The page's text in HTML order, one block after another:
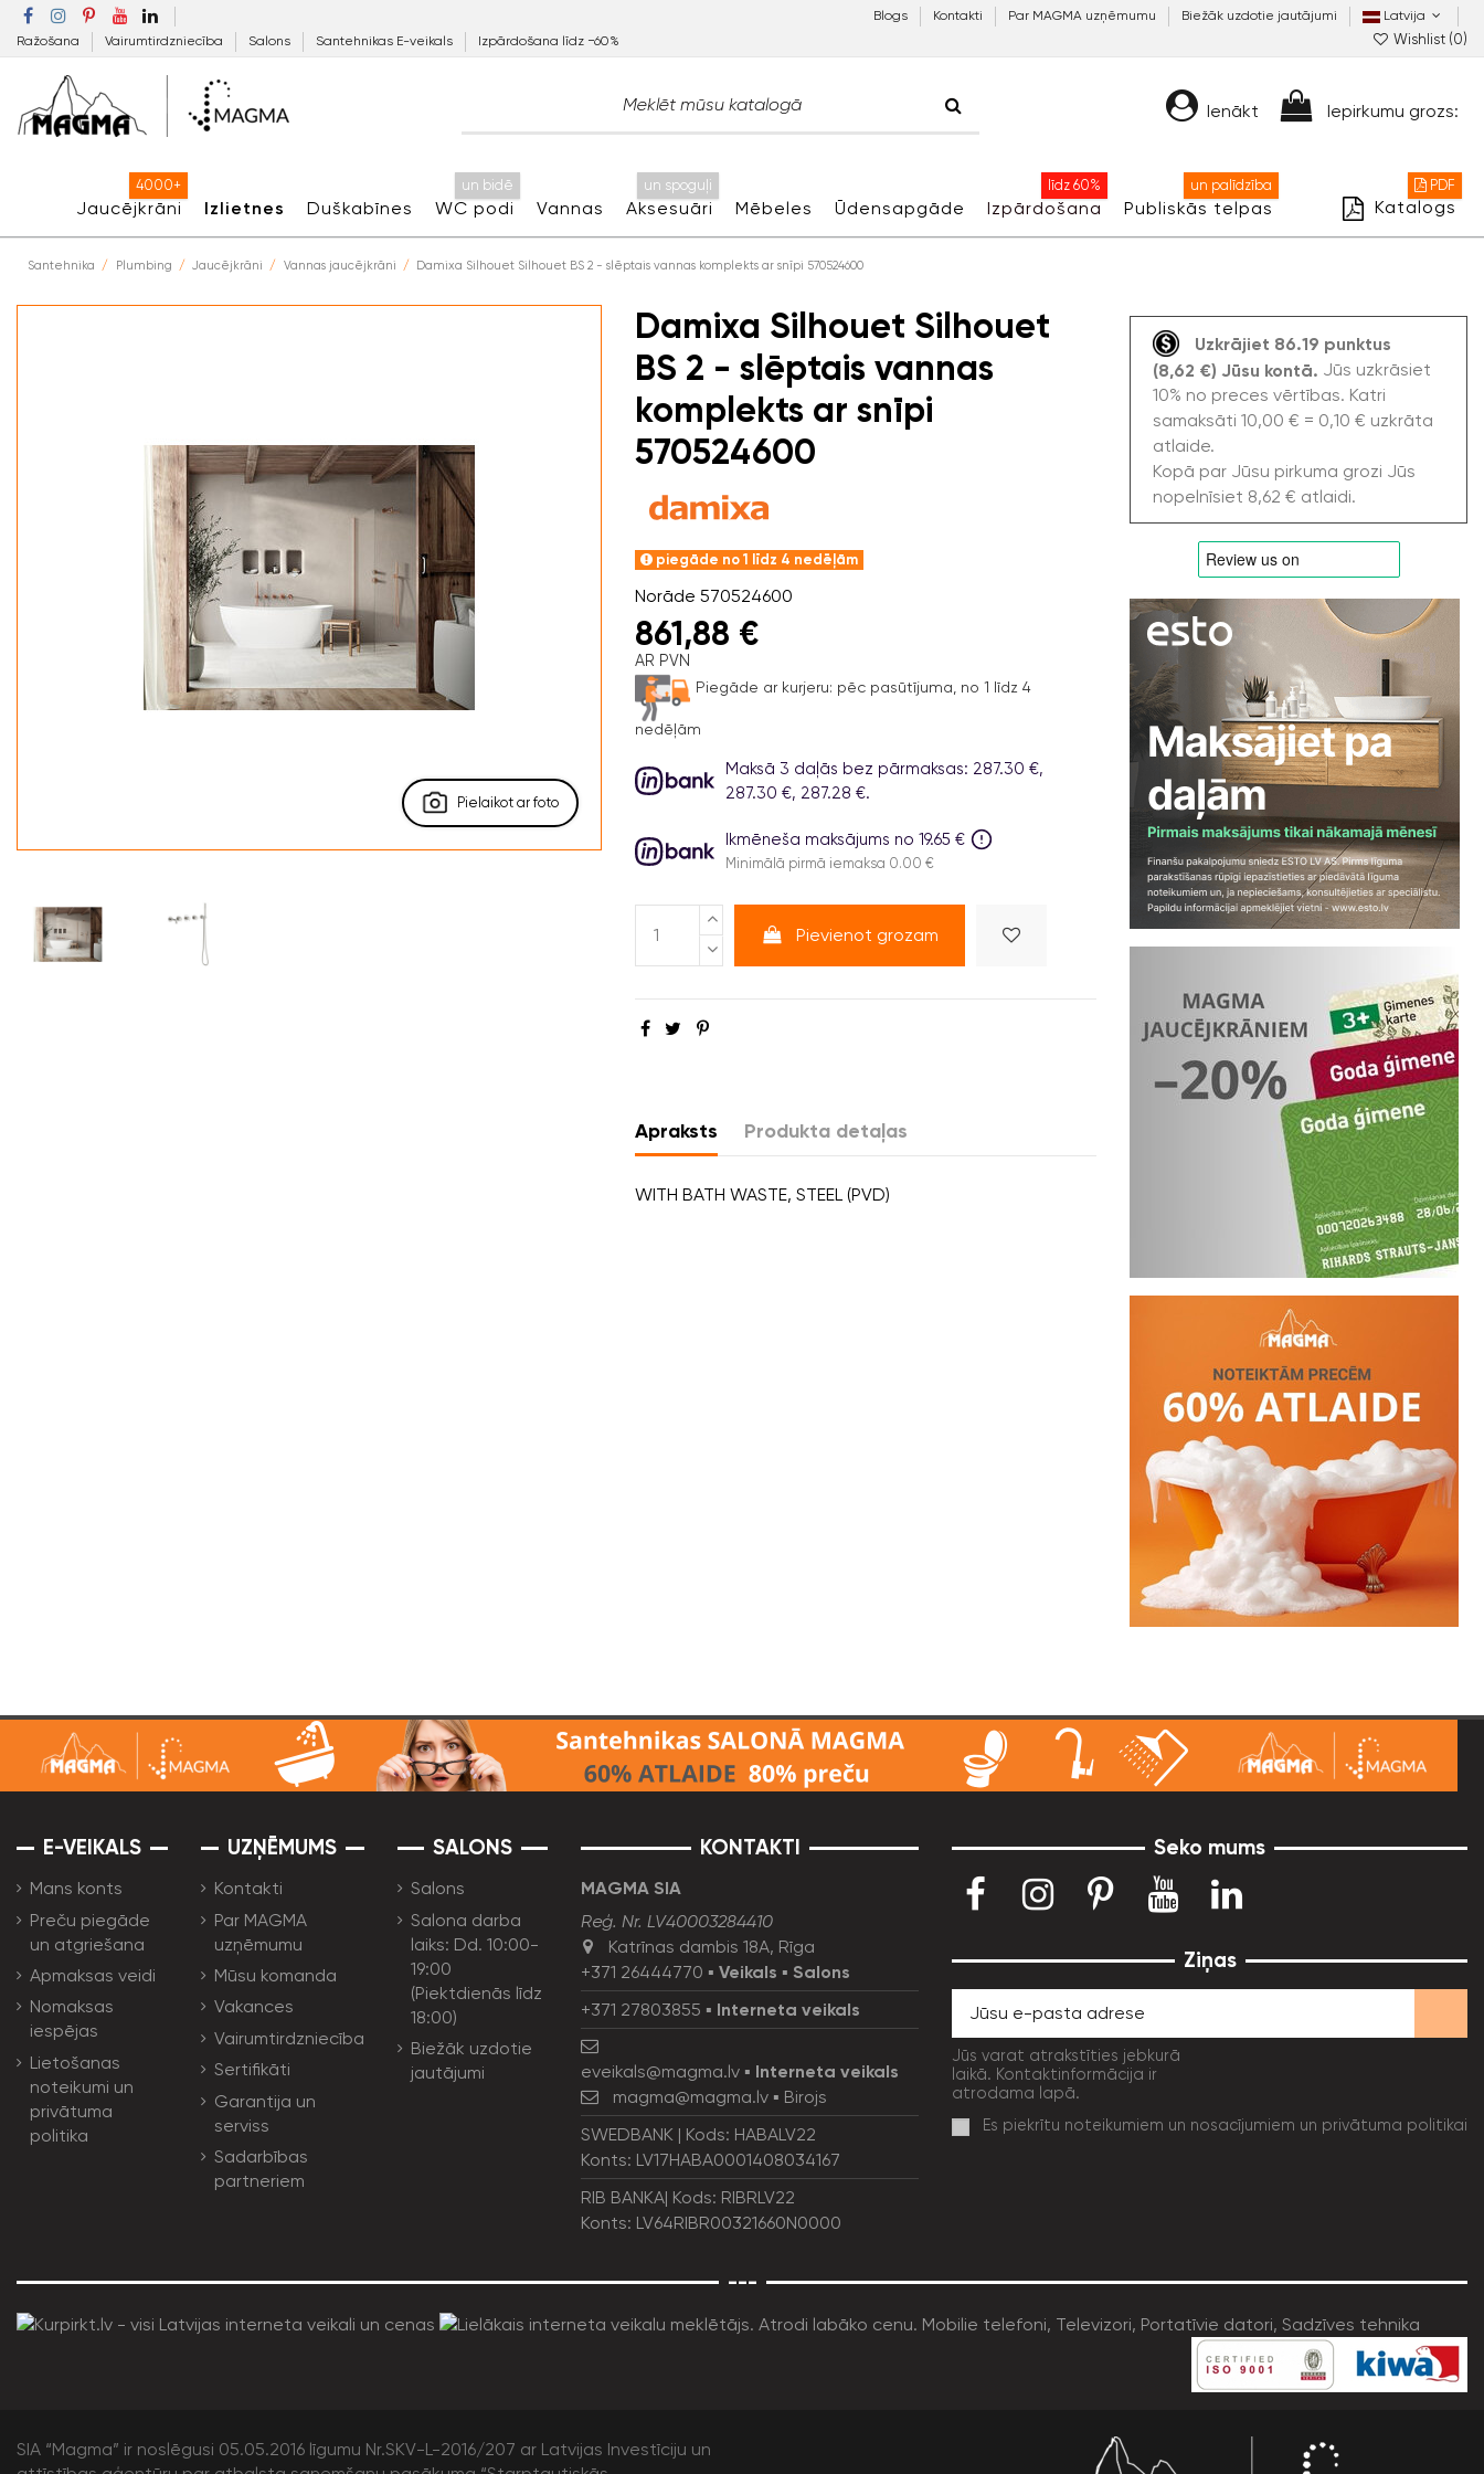
Ražošana Vairumtirdzniecība Salons Santehnikas E-veikals Izpārdošana līdz −60%
Blogs Kontakti Par MAGMA uzņēmumu Biežāk uzdotie jautājumi Latvija
Wishlist (0)
Ienākt Iepirkumu grozs:
Jaucējkrāni
4000+
Izlietnes Duškabīnes WC podi
un bidē
Vannas Aksesuāri
un spoguļi
Mēbeles Ūdensapgāde Izpārdošana
līdz 60%
Publiskās telpas
un palīdzība
Katalogs
PDF
Santehnika Plumbing Jaucējkrāni Vannas jaucējkrāni Damixa Silhouet Silhouet BS 2 - slēptais vannas komplekts ar snīpi 570524600
Pielaikot ar foto
Damixa Silhouet Silhouet
BS 2 - slēptais vannas
komplekts ar snīpi
570524600
piegāde no 1 līdz 4 nedēļām
Norāde 570524600
861,88 €
AR PVN
Piegāde ar kurjeru: pēc pasūtījuma, no 1 līdz 4
nedēļām
Maksā 3 daļās bez pārmaksas: 287.30 €,
287.30 €, 287.28 €.
Ikmēneša maksājums no 19.65 €
Minimālā pirmā iemaksa 0.00 €
Pievienot grozam
Apraksts Produkta detaļas
WITH BATH WASTE, STEEL (PVD)
Uzkrājiet 86.19 punktus
(8,62 €) Jūsu kontā. Jūs uzkrāsiet
10% no preces vērtības. Katri
samaksāti 10,00 € = 0,10 € uzkrāta
atlaide.
Kopā par Jūsu pirkuma grozi Jūs
nopelnīsiet 8,62 € atlaidi.
E-VEIKALS
Mans konts
Preču piegāde
un atgriešana
Apmaksas veidi
Nomaksas
iespējas
Lietošanas
noteikumi un
privātuma
politika
UZŅĒMUMS
Kontakti
Par MAGMA
uzņēmumu
Mūsu komanda
Vakances
Vairumtirdzniecība
Sertifikāti
Garantija un
serviss
Sadarbības
partneriem
SALONS
Salons
Salona darba
laiks: Dd. 10:00-
19:00
(Piektdienās līdz
18:00)
Biežāk uzdotie
jautājumi
KONTAKTI
MAGMA SIA
Reģ. Nr. LV40003284410
Katrīnas dambis 18A, Rīga
+371 26444770 ▪ Veikals ▪ Salons
+371 27803855 ▪ Interneta veikals
eveikals@magma.lv ▪ Interneta veikals
magma@magma.lv▪ Birojs
SWEDBANK | Kods: HABALV22
Konts: LV17HABA0001408034167
RIB BANKA| Kods: RIBRLV22
Konts: LV64RIBR00321660N0000
Seko mums
Ziņas
Jūs varat atrakstīties jebkurā
laikā. Kontaktinformācija ir
atrodama lapā.
Es piekrītu noteikumiem un nosacījumiem un privātuma politikai
---
SIA “Magma” ir noslēgusi 05.05.2016 līgumu Nr.SKV-L-2016/207 ar Latvijas Investīciju un